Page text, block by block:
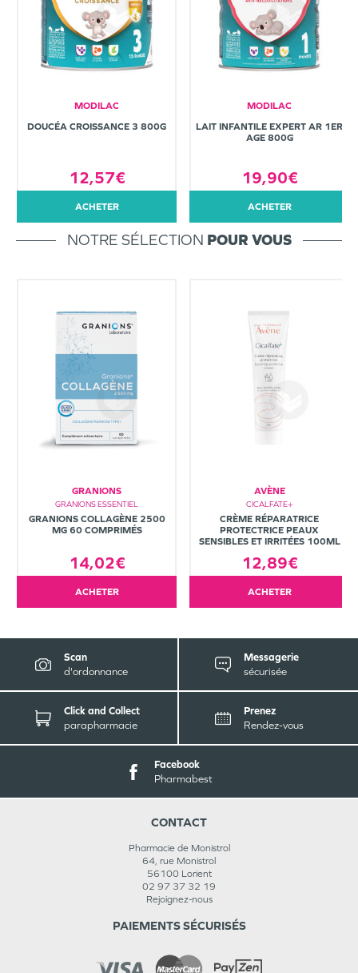
MODILAC
DOUCÉA CROISSANCE 3 800G
12,57€
ACHETER
MODILAC
LAIT INFANTILE EXPERT AR 1ER
AGE 800G
19,90€
ACHETER
NOTRE SÉLECTION POUR VOUS
GRANIONS
GRANIONS ESSENTIEL
GRANIONS COLLAGÈNE 2500
MG 60 COMPRIMÉS
14,02€
ACHETER
AVÈNE
CICALFATE+
CRÈME RÉPARATRICE
PROTECTRICE PEAUX
SENSIBLES ET IRRITÉES 100ML
12,89€
ACHETER
Scan
d'ordonnance
Messagerie
sécurisée
Click and Collect
parapharmacie
Prenez
Rendez-vous
Facebook
Pharmabest
CONTACT
Pharmacie de Monistrol
64, rue Monistrol
56100 Lorient
02 97 37 32 19
Rejoignez-nous
PAIEMENTS SÉCURISÉS